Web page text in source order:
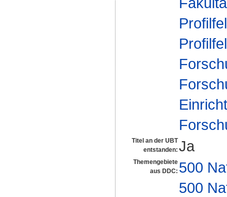
Titel an der UBT
entstanden: Ja
Themengebiete
aus DDC: 500
500